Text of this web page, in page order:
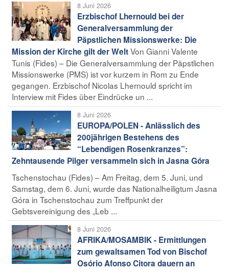
8 Juni 2026
Erzbischof Lhernould bei der
Generalversammlung der
Päpstlichen Missionswerke: Die
Mission der Kirche gilt der WeltVon Gianni Valente
Tunis (Fides) – Die Generalversammlung der Päpstlichen
Missionswerke (PMS) ist vor kurzem in Rom zu Ende
gegangen. Erzbischof Nicolas Lhernould spricht im
Interview mit Fides über Eindrücke un ...
8 Juni 2026
EUROPA/POLEN - Anlässlich des
200jährigen Bestehens des
“Lebendigen Rosenkranzes”:
Zehntausende Pilger versammeln sich in Jasna Góra
Tschenstochau (Fides) – Am Freitag, dem 5. Juni, und
Samstag, dem 6. Juni, wurde das Nationalheiligtum Jasna
Góra in Tschenstochau zum Treffpunkt der
Gebtsvereinigung des „Leb ...
8 Juni 2026
AFRIKA/MOSAMBIK - Ermittlungen
zum gewaltsamen Tod von Bischof
Osório Afonso Citora dauern an